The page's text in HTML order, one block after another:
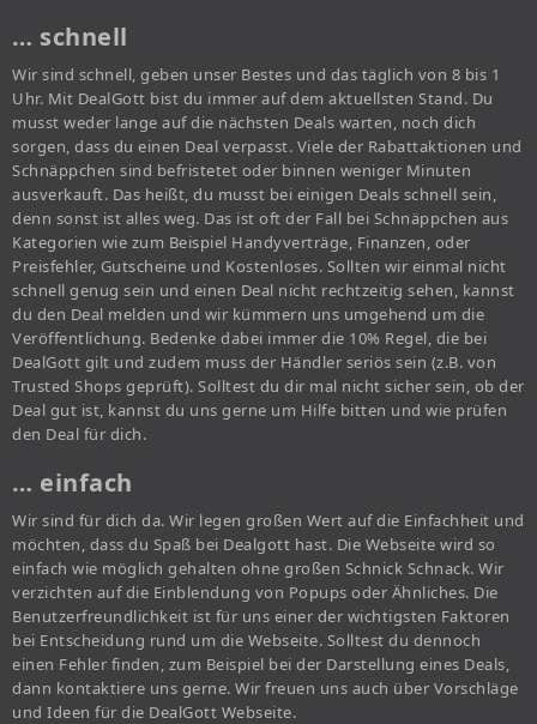
… schnell
Wir sind schnell, geben unser Bestes und das täglich von 8 bis 1
Uhr. Mit DealGott bist du immer auf dem aktuellsten Stand. Du
musst weder lange auf die nächsten Deals warten, noch dich
sorgen, dass du einen Deal verpasst. Viele der Rabattaktionen und
Schnäppchen sind befristetet oder binnen weniger Minuten
ausverkauft. Das heißt, du musst bei einigen Deals schnell sein,
denn sonst ist alles weg. Das ist oft der Fall bei Schnäppchen aus
Kategorien wie zum Beispiel Handyverträge, Finanzen, oder
Preisfehler, Gutscheine und Kostenloses. Sollten wir einmal nicht
schnell genug sein und einen Deal nicht rechtzeitig sehen, kannst
du den Deal melden und wir kümmern uns umgehend um die
Veröffentlichung. Bedenke dabei immer die 10% Regel, die bei
DealGott gilt und zudem muss der Händler seriös sein (z.B. von
Trusted Shops geprüft). Solltest du dir mal nicht sicher sein, ob der
Deal gut ist, kannst du uns gerne um Hilfe bitten und wie prüfen
den Deal für dich.
… einfach
Wir sind für dich da. Wir legen großen Wert auf die Einfachheit und
möchten, dass du Spaß bei Dealgott hast. Die Webseite wird so
einfach wie möglich gehalten ohne großen Schnick Schnack. Wir
verzichten auf die Einblendung von Popups oder Ähnliches. Die
Benutzerfreundlichkeit ist für uns einer der wichtigsten Faktoren
bei Entscheidung rund um die Webseite. Solltest du dennoch
einen Fehler finden, zum Beispiel bei der Darstellung eines Deals,
dann kontaktiere uns gerne. Wir freuen uns auch über Vorschläge
und Ideen für die DealGott Webseite.